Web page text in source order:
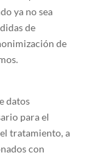
ya no sea
de
de
datos
para el
tratamiento, a
con